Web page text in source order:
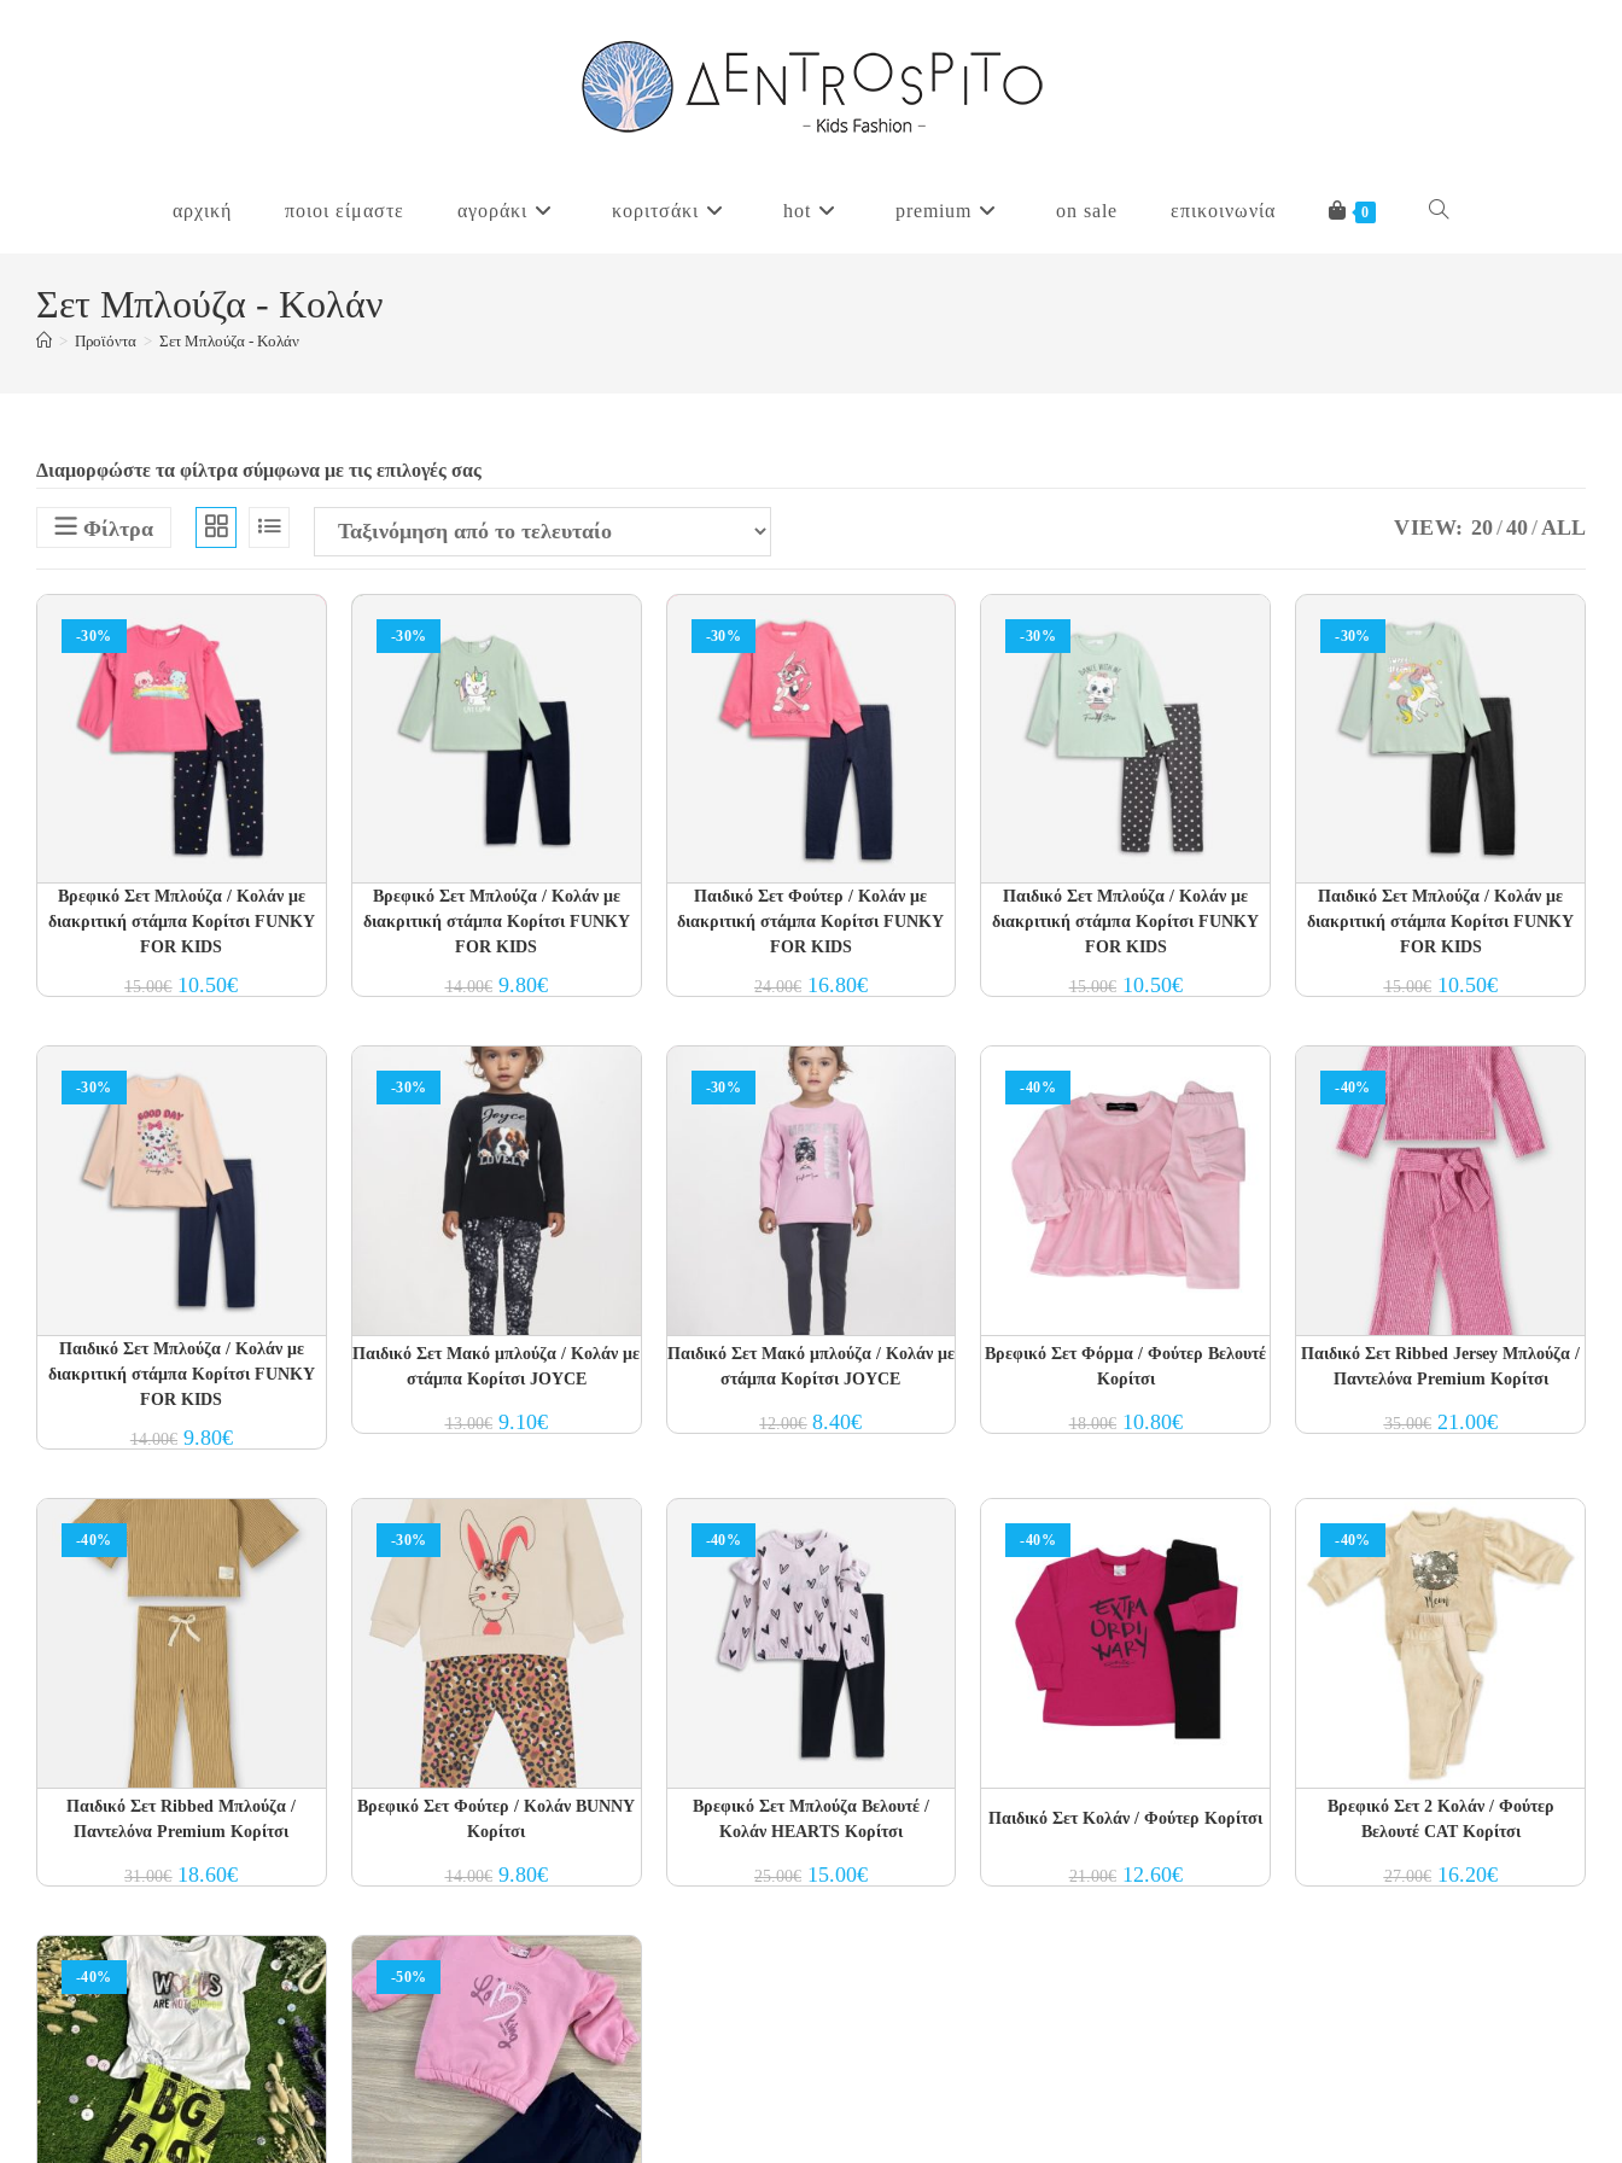
αρχική ποιοι είμαστε αγοράκι κοριτσάκι hot premium on sale επικοινωνία 0 toggle
Σετ Μπλούζα - Κολάν
> Προϊόντα > Σετ Μπλούζα - Κολάν
Διαμορφώστε τα φίλτρα σύμφωνα με τις επιλογές σας
Φίλτρα VIEW: 20 40 ALL
-30%
Βρεφικό Σετ Μπλούζα / Κολάν με
διακριτική στάμπα Κορίτσι FUNKY
FOR KIDS
15.00€ Original
price
10.50€Current
price
-30%
Βρεφικό Σετ Μπλούζα / Κολάν με
διακριτική στάμπα Κορίτσι FUNKY
FOR KIDS
14.00€ Original
price
9.80€Current
price
-30%
Παιδικό Σετ Φούτερ / Κολάν με
διακριτική στάμπα Κορίτσι FUNKY
FOR KIDS
24.00€ Original
price
16.80€Current
price
-30%
Παιδικό Σετ Μπλούζα / Κολάν με
διακριτική στάμπα Κορίτσι FUNKY
FOR KIDS
15.00€ Original
price
10.50€Current
price
-30%
Παιδικό Σετ Μπλούζα / Κολάν με
διακριτική στάμπα Κορίτσι FUNKY
FOR KIDS
15.00€ Original
price
10.50€Current
price
-30%
Παιδικό Σετ Μπλούζα / Κολάν με
διακριτική στάμπα Κορίτσι FUNKY
FOR KIDS
14.00€ Original
price
9.80€Current
price
-30%
Παιδικό Σετ Μακό μπλούζα / Κολάν με
στάμπα Κορίτσι JOYCE
13.00€ Original
price
9.10€Current
price
-30%
Παιδικό Σετ Μακό μπλούζα / Κολάν με
στάμπα Κορίτσι JOYCE
12.00€ Original
price
8.40€Current
price
-40%
Βρεφικό Σετ Φόρμα / Φούτερ Βελουτέ
Κορίτσι
18.00€ Original
price
10.80€Current
price
-40%
Παιδικό Σετ Ribbed Jersey Μπλούζα /
Παντελόνα Premium Κορίτσι
35.00€ Original
price
21.00€Current
price
-40%
Παιδικό Σετ Ribbed Μπλούζα /
Παντελόνα Premium Κορίτσι
31.00€ Original
price
18.60€Current
price
-30%
Βρεφικό Σετ Φούτερ / Κολάν BUNNY
Κορίτσι
14.00€ Original
price
9.80€Current
price
-40%
Βρεφικό Σετ Μπλούζα Βελουτέ /
Κολάν HEARTS Κορίτσι
25.00€ Original
price
15.00€Current
price
-40%
Παιδικό Σετ Kολάν / Φούτερ Κορίτσι
21.00€ Original
price
12.60€Current
price
-40%
Βρεφικό Σετ 2 Κολάν / Φούτερ
Βελουτέ CAT Κορίτσι
27.00€ Original
price
16.20€Current
price
-40% -50%